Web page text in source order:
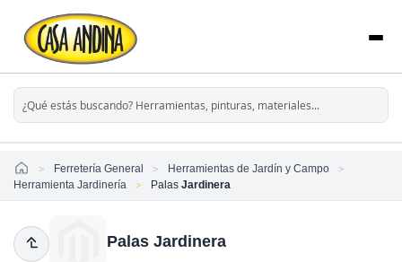
HomeFerretería General
Herramientas de Jardín y Campo
Herramienta Jardinería
Palas Jardinera
Palas Jardinera